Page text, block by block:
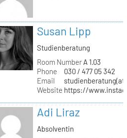
Susan Lipp
Studienberatung
Room NumberA 1.03
Phone
030 / 477 05 342
Email
Website https://
Adi Liraz
Absolventin